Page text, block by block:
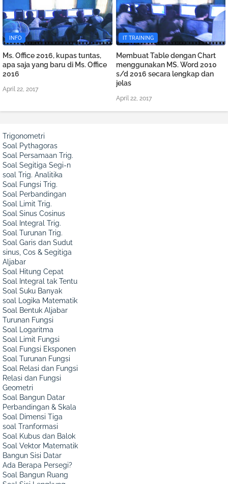
INFO
Ms. Office 2016, kupas tuntas,
apa saja yang baru di Ms. Office
2016
April 22, 2017
IT TRAINING
Membuat Table dengan Chart
menggunakan MS. Word 2010
s/d 2016 secara lengkap dan
jelas
April 22, 2017
Trigonometri
Soal Pythagoras
Soal Persamaan Trig.
Soal Segitiga Segi-n
soal Trig. Analitika
Soal Fungsi Trig.
Soal Perbandingan
Soal Limit Trig.
Soal Sinus Cosinus
Soal Integral Trig.
Soal Turunan Trig.
Soal Garis dan Sudut
sinus, Cos & Segitiga
Aljabar
Soal Hitung Cepat
Soal Integral tak Tentu
Soal Suku Banyak
soal Logika Matematik
Soal Bentuk Aljabar
Turunan Fungsi
Soal Logaritma
Soal Limit Fungsi
Soal Fungsi Eksponen
Soal Turunan Fungsi
Soal Relasi dan Fungsi
Relasi dan Fungsi
Geometri
Soal Bangun Datar
Perbandingan & Skala
Soal Dimensi Tiga
soal Tranformasi
Soal Kubus dan Balok
Soal Vektor Matematik
Bangun Sisi Datar
Ada Berapa Persegi?
Soal Bangun Ruang